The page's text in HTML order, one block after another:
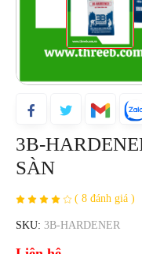
3B-
SÀN
( 8 đánh giá )
SKU: 3B-HARDENER